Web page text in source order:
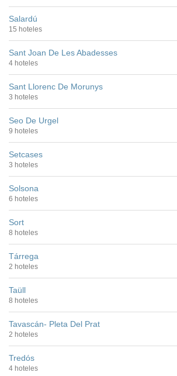
Salardú
15 hoteles
Sant Joan De Les Abadesses
4 hoteles
Sant Llorenc De Morunys
3 hoteles
Seo De Urgel
9 hoteles
Setcases
3 hoteles
Solsona
6 hoteles
Sort
8 hoteles
Tárrega
2 hoteles
Taüll
8 hoteles
Tavascán- Pleta Del Prat
2 hoteles
Tredós
4 hoteles